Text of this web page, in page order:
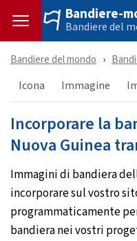
Bandiere-
Bandiere del
Bandiere del mondo
Icona Immagine
Incorporare la
Nuova Guinea
Immagini di bandiera
incorporare sul vostro
programmaticamente
bandiera nei vostri